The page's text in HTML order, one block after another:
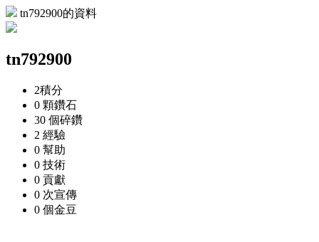
tn792900的資料
tn792900
2積分
0 顆鑽石
30 個碎鑽
2 經驗
0 幫助
0 技術
0 貢獻
0 次宣傳
0 個金豆